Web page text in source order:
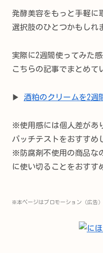
発酵美容をもっと手軽に
選択肢のひとつかもしれ
実際に2週間使ってみた感
こちらの記事でまとめて
▶ 酒粕のクリームを2週
※使用感には個人差があ
パッチテストをおすすめ
※防腐剤不使用の商品な
に使い切ることをおすす
※本ページはプロモーション（広告